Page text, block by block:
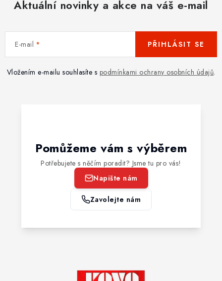
Aktuální novinky a akce na váš e-mail
E-mail
Vložením e-mailu souhlasíte s podmínkami ochrany osobních údajů.
PŘIHLÁSIT SE
Pomůžeme vám s výběrem
Potřebujete s něčím poradit? Jsme tu pro vás!
Napište nám
Zavolejte nám